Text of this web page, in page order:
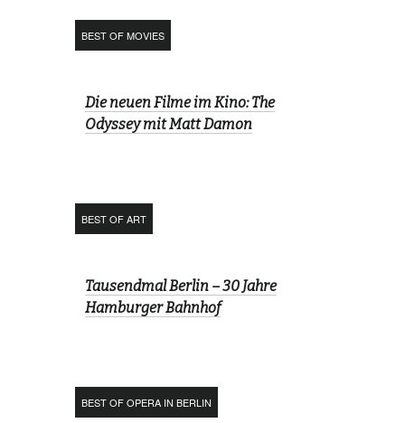
BEST OF MOVIES
Die neuen Filme im Kino: The
Odyssey mit Matt Damon
BEST OF ART
Tausendmal Berlin – 30 Jahre
Hamburger Bahnhof
BEST OF OPERA IN BERLIN